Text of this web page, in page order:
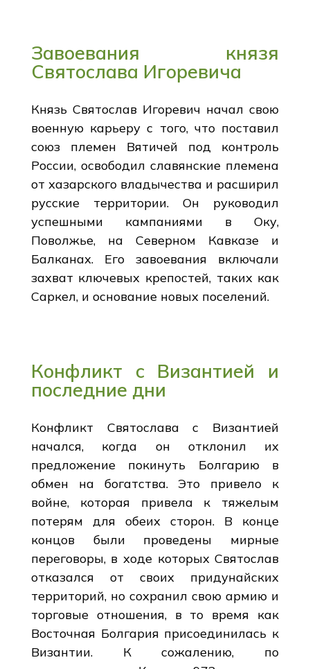
Завоевания князя
Святослава Игоревича
Князь Святослав Игоревич начал свою
военную карьеру с того, что поставил
союз племен Вятичей под контроль
России, освободил славянские племена
от хазарского владычества и расширил
русские территории. Он руководил
успешными кампаниями в Оку,
Поволжье, на Северном Кавказе и
Балканах. Его завоевания включали
захват ключевых крепостей, таких как
Саркел, и основание новых поселений.
Конфликт с Византией и
последние дни
Конфликт Святослава с Византией
начался, когда он отклонил их
предложение покинуть Болгарию в
обмен на богатства. Это привело к
войне, которая привела к тяжелым
потерям для обеих сторон. В конце
концов были проведены мирные
переговоры, в ходе которых Святослав
отказался от своих придунайских
территорий, но сохранил свою армию и
торговые отношения, в то время как
Восточная Болгария присоединилась к
Византии. К сожалению, по